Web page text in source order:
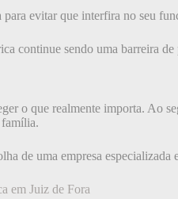
evitar que interfira no seu
continue sendo uma barreira
o que realmente importa. Ao
família.
de uma empresa
em Juiz de Fora